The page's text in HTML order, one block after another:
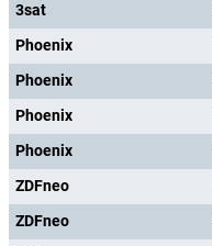
3sat
Phoenix
Phoenix
Phoenix
Phoenix
ZDFneo
ZDFneo